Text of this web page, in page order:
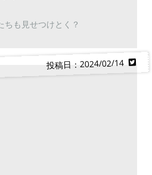
も見せつけとく？
投稿日：2024/02/14